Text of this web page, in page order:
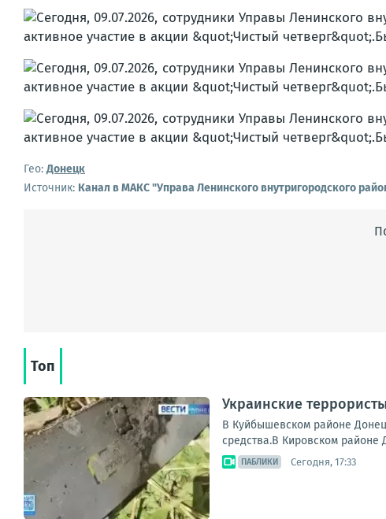
Гео:Донецк
Источник: Канал в МАКС "Управа Ленинского внутригородского
Топ
Украинские
В Куйбышевском районе
средства.В Кировском районе
ПАБЛИКИ Сегодня, 17:33